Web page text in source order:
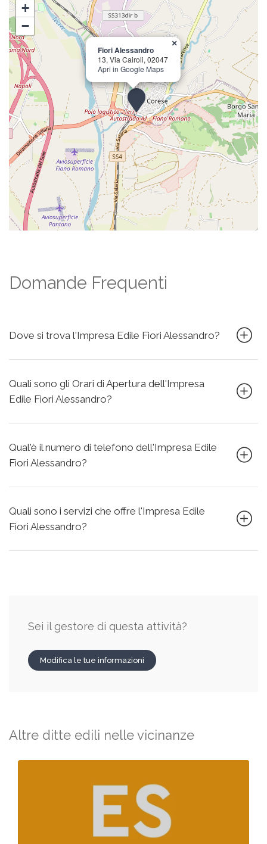
Fiori Alessandro
13, Via Cairoli, 02047
Apri in Google Maps
×
+
−
Domande Frequenti
Dove si trova l'Impresa Edile Fiori Alessandro?
Quali sono gli Orari di Apertura dell'Impresa
Edile Fiori Alessandro?
Qual'è il numero di telefono dell'Impresa Edile
Fiori Alessandro?
Quali sono i servizi che offre l'Impresa Edile
Fiori Alessandro?
Sei il gestore di questa attività?
Modifica le tue informazioni
Altre ditte edili nelle vicinanze